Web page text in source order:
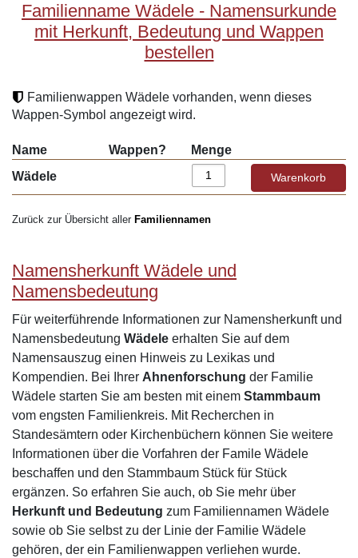
Familienname Wädele - Namensurkunde
mit Herkunft, Bedeutung und Wappen
bestellen
Familienwappen Wädele vorhanden, wenn dieses
Wappen-Symbol angezeigt wird.
Name Wappen?
Menge
Wädele
Zurück zur Übersicht aller Familiennamen
Namensherkunft Wädele und
Namensbedeutung
Für weiterführende Informationen zur Namensherkunft und
Namensbedeutung Wädele erhalten Sie auf dem
Namensauszug einen Hinweis zu Lexikas und
Kompendien. Bei Ihrer Ahnenforschung der Familie
Wädele starten Sie am besten mit einem Stammbaum
vom engsten Familienkreis. Mit Recherchen in
Standesämtern oder Kirchenbüchern können Sie weitere
Informationen über die Vorfahren der Famile Wädele
beschaffen und den Stammbaum Stück für Stück
ergänzen. So erfahren Sie auch, ob Sie mehr über
Herkunft und Bedeutung zum Familiennamen Wädele
sowie ob Sie selbst zu der Linie der Familie Wädele
gehören, der ein Familienwappen verliehen wurde.